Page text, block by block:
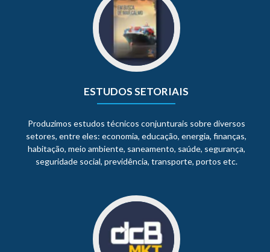
ESTUDOS SETORIAIS
Produzimos estudos técnicos conjunturais sobre diversos
setores, entre eles: economia, educação, energia, finanças,
habitação, meio ambiente, saneamento, saúde, segurança,
seguridade social, previdência, transporte, portos etc.